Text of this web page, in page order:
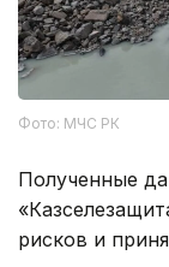
Фото: МЧС РК
Полученные
рисков и